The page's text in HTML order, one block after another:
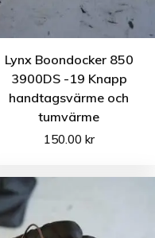
Lynx Boondocker 850
3900DS -19 Knapp
handtagsvärme och
tumvärme
150.00 kr